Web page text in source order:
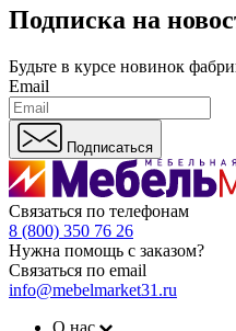
Подписка на
Будьте в курсе новинок
Email
Подписаться
Связаться по телефонам
8 (800) 350 76 26
Нужна помощь с заказом?
Связаться по email
info@mebelmarket31.ru